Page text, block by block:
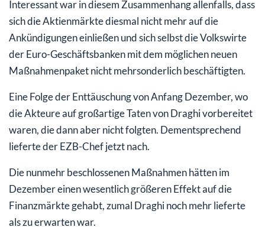
Interessant war in diesem Zusammenhang allenfalls, dass
sich die Aktienmärkte diesmal nicht mehr auf die
Ankündigungen einließen und sich selbst die Volkswirte
der Euro-Geschäftsbanken mit dem möglichen neuen
Maßnahmenpaket nicht mehrsonderlich beschäftigten.
Eine Folge der Enttäuschung von Anfang Dezember, wo
die Akteure auf großartige Taten von Draghi vorbereitet
waren, die dann aber nicht folgten. Dementsprechend
lieferte der EZB-Chef jetzt nach.
Die nunmehr beschlossenen Maßnahmen hätten im
Dezember einen wesentlich größeren Effekt auf die
Finanzmärkte gehabt, zumal Draghi noch mehr lieferte
als zu erwarten war.